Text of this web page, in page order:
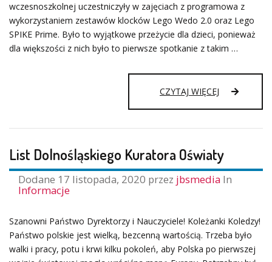
wczesnoszkolnej uczestniczyły w zajęciach z programowa z
wykorzystaniem zestawów klocków Lego Wedo 2.0 oraz Lego
SPIKE Prime. Było to wyjątkowe przeżycie dla dzieci, ponieważ
dla większości z nich było to pierwsze spotkanie z takim …
CZYTAJ WIĘCEJ
List Dolnośląskiego Kuratora Oświaty
Dodane 17 listopada, 2020 przez jbsmedia In
Informacje
Szanowni Państwo Dyrektorzy i Nauczyciele! Koleżanki Koledzy!
Państwo polskie jest wielką, bezcenną wartością. Trzeba było
walki i pracy, potu i krwi kilku pokoleń, aby Polska po pierwszej